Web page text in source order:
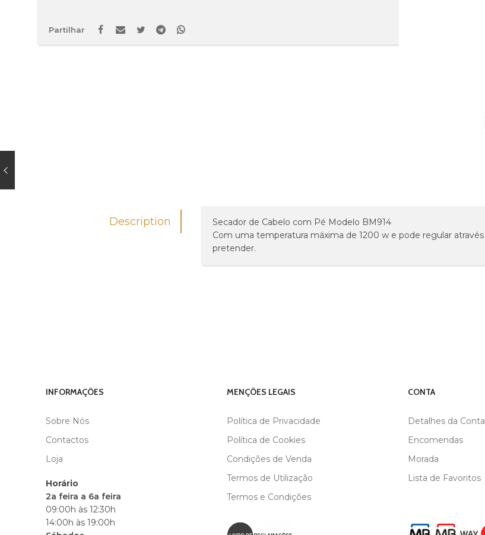
Partilhar
Description
Secador de Cabelo com Pé Modelo BM914
Com uma temperatura máxima de 1200 w e pode regular
pretender.
INFORMAÇÕES
Sobre Nós
Contactos
Loja
Horário
2a feira a 6a feira
09:00h às 12:30h
14:00h às 19:00h
MENÇÕES LEGAIS
Política de Privacidade
Política de Cookies
Condições de Venda
Termos de Utilização
Termos e Condições
CONTA
Detalhes da Conta
Encomendas
Morada
Lista de Favoritos